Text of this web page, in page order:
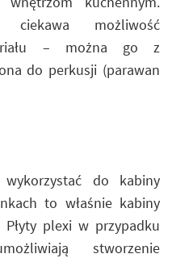
możliwość
– można go z
do perkusji (parawan
do kabiny
to właśnie kabiny
plexi w przypadku
stworzenie